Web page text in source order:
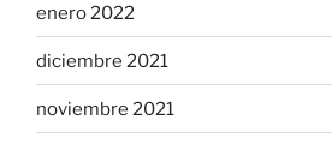
enero 2022
diciembre 2021
noviembre 2021